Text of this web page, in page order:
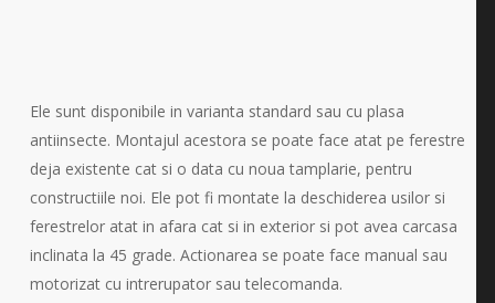
Ele sunt disponibile in varianta standard sau cu plasa
antiinsecte. Montajul acestora se poate face atat pe ferestre
deja existente cat si o data cu noua tamplarie, pentru
constructiile noi. Ele pot fi montate la deschiderea usilor si
ferestrelor atat in afara cat si in exterior si pot avea carcasa
inclinata la 45 grade. Actionarea se poate face manual sau
motorizat cu intrerupator sau telecomanda.